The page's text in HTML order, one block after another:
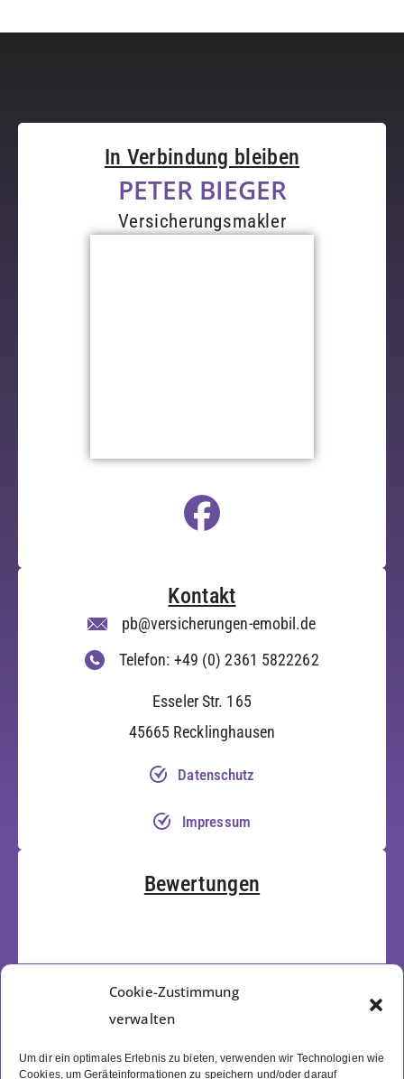
Cookie-Zustimmung
verwalten
Um dir ein optimales Erlebnis zu bieten, verwenden wir Technologien wie
Cookies, um Geräteinformationen zu speichern und/oder darauf
In Verbindung bleiben
PETER BIEGER
Versicherungsmakler
Kontakt
pb@versicherungen-emobil.de
Telefon: +49 (0) 2361 5822262
Esseler Str. 165
45665 Recklinghausen
Datenschutz
Impressum
Bewertungen